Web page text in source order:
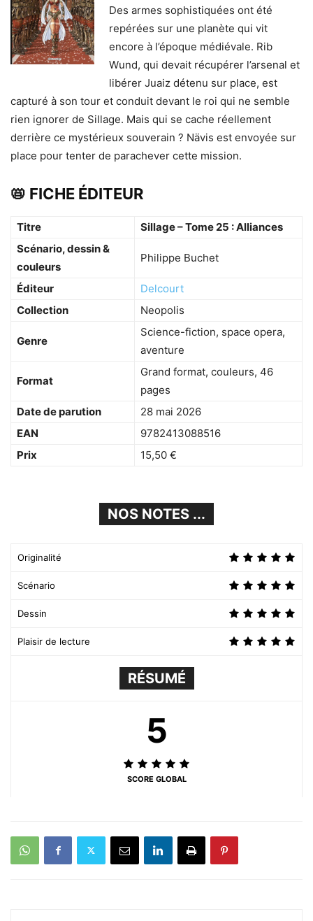
Des armes sophistiquées ont été
repérées sur une planète qui vit
encore à l’époque médiévale. Rib
Wund, qui devait récupérer l’arsenal et
libérer Juaiz détenu sur place, est
capturé à son tour et conduit devant le roi qui ne semble
rien ignorer de Sillage. Mais qui se cache réellement
derrière ce mystérieux souverain ? Nävis est envoyée sur
place pour tenter de parachever cette mission.
📛 FICHE ÉDITEUR
Titre
Sillage – Tome 25 : Alliances
Scénario, dessin &
couleurs
Philippe Buchet
Éditeur
Delcourt
Collection
Neopolis
Genre
Science-fiction, space opera,
aventure
Format
Grand format, couleurs, 46
pages
Date de parution
28 mai 2026
EAN
9782413088516
Prix
15,50 €
NOS NOTES ...
Originalité
Scénario
Dessin
Plaisir de lecture
RÉSUMÉ
5
SCORE GLOBAL